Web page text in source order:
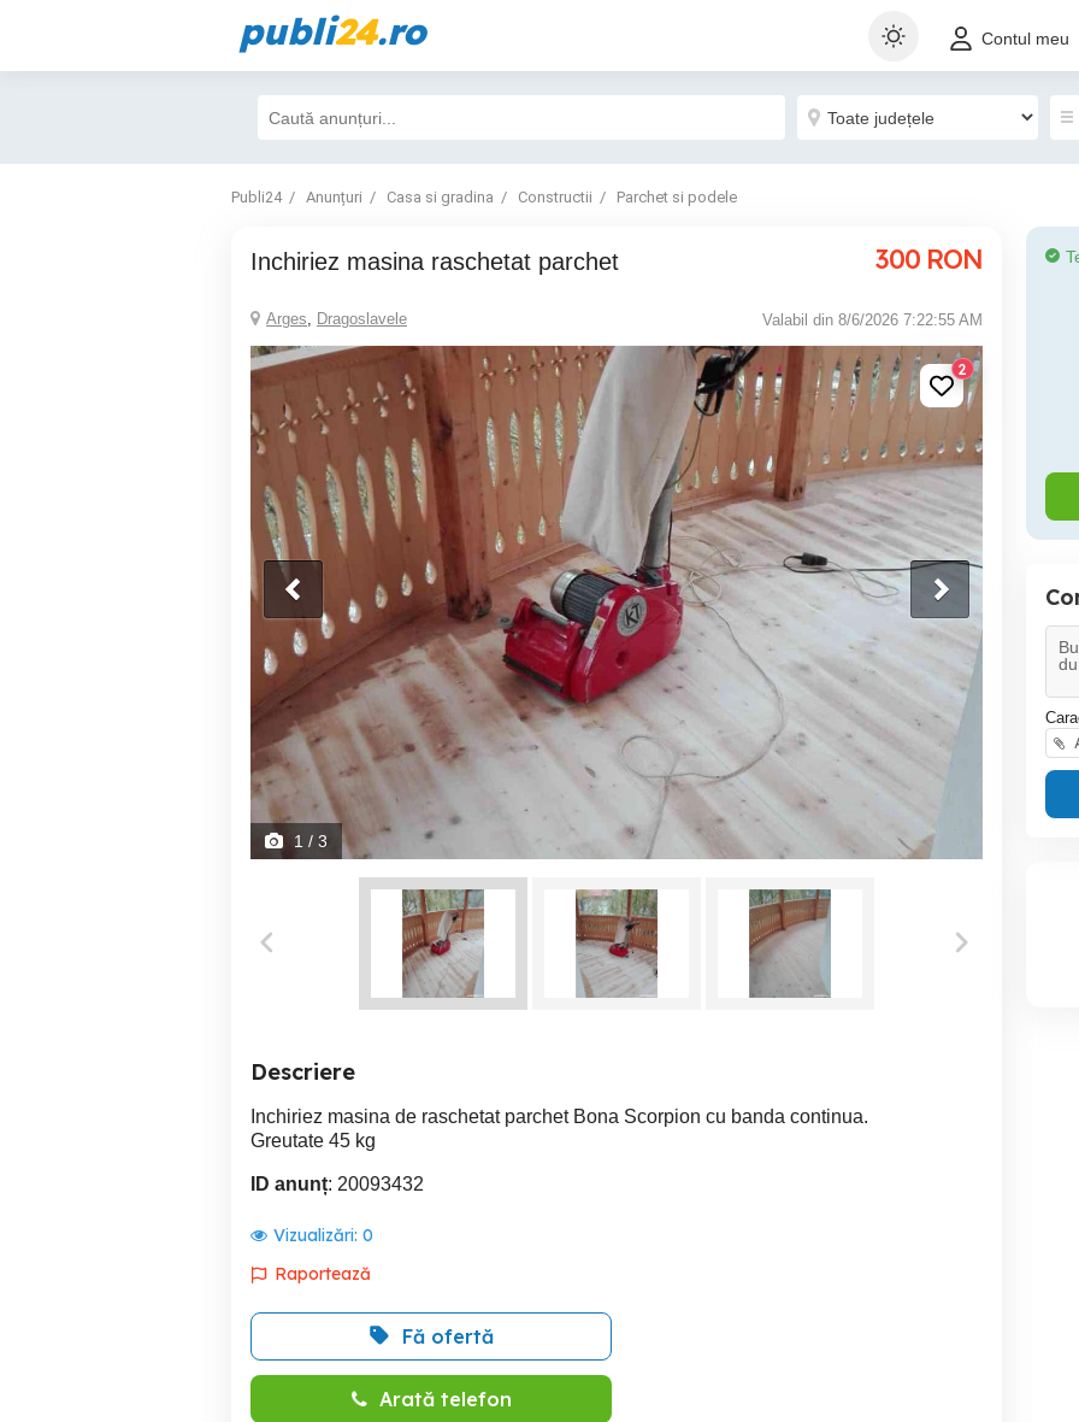
publi24.ro Contul meu
Publi24 Anunțuri Casa si gradina Constructii Parchet si podele
Inchiriez masina raschetat parchet 300 RON
Arges, Dragoslavele Valabil din 8/6/2026 7:22:55 AM
2
1 / 3
Descriere
Inchiriez masina de raschetat parchet Bona Scorpion cu banda continua.
Greutate 45 kg
ID anunț: 20093432
Vizualizări: 0
Raportează
Fă ofertă
Arată telefon